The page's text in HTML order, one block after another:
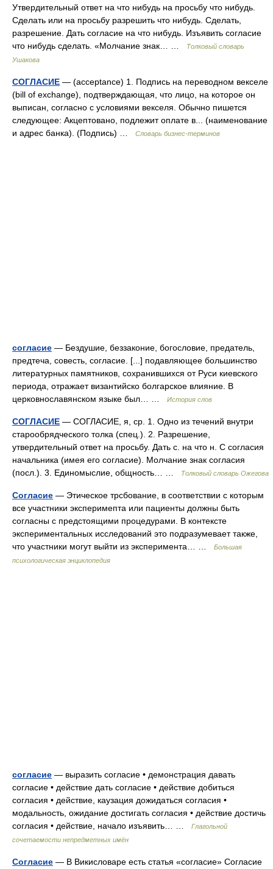
Утвердительный ответ на что нибудь на просьбу что нибудь.
Сделать или на просьбу разрешить что нибудь. Сделать,
разрешение. Дать согласие на что нибудь. Изъявить согласие
что нибудь сделать. «Молчание знак… …
Толковый словарь
Ушакова
СОГЛАСИЕ — (acceptance) 1. Подпись на переводном векселе
(bill of exchange), подтверждающая, что лицо, на которое он
выписан, согласно с условиями векселя. Обычно пишется
следующее: Акцептовано, подлежит оплате в... (наименование
и адрес банка). (Подпись) …
Словарь бизнес-терминов
согласие — Бездушие, беззаконие, богословие, предатель,
предтеча, совесть, согласие. [...] подавляющее большинство
литературных памятников, сохранившихся от Руси киевского
периода, отражает византийско болгарское влияние. В
церковнославянском языке был… …
История слов
СОГЛАСИЕ — СОГЛАСИЕ, я, ср. 1. Одно из течений внутри
старообрядческого толка (спец.). 2. Разрешение,
утвердительный ответ на просьбу. Дать с. на что н. С согласия
начальника (имея его согласие). Молчание знак согласия
(посл.). 3. Единомыслие, общность… …
Толковый словарь Ожегова
Согласие — Этическое трсбование, в соответствии с которым
все участники эксперимепта или пациенты должны быть
согласны с предстоящими процедурами. В контексте
экспериментальных исследований это подразумевает также,
что участники могут выйти из эксперимента… …
Большая
психологическая энциклопедия
согласие — выразить согласие • демонстрация давать
согласие • действие дать согласие • действие добиться
согласия • действие, каузация дожидаться согласия •
модальность, ожидание достигать согласия • действие достичь
согласия • действие, начало изъявить… …
Глагольной
сочетаемости непредметных имён
Согласие — В Викисловаре есть статья «согласие» Согласие